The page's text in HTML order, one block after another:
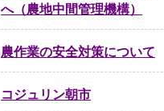
へ（農地中間管理機構）
農作業の安全対策について
コジュリン朝市